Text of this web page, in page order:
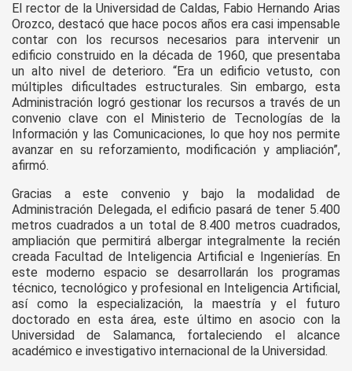
El rector de la Universidad de Caldas, Fabio Hernando Arias
Orozco, destacó que hace pocos años era casi impensable
contar con los recursos necesarios para intervenir un
edificio construido en la década de 1960, que presentaba
un alto nivel de deterioro. “Era un edificio vetusto, con
múltiples dificultades estructurales. Sin embargo, esta
Administración logró gestionar los recursos a través de un
convenio clave con el Ministerio de Tecnologías de la
Información y las Comunicaciones, lo que hoy nos permite
avanzar en su reforzamiento, modificación y ampliación”,
afirmó.
Gracias a este convenio y bajo la modalidad de
Administración Delegada, el edificio pasará de tener 5.400
metros cuadrados a un total de 8.400 metros cuadrados,
ampliación que permitirá albergar integralmente la recién
creada Facultad de Inteligencia Artificial e Ingenierías. En
este moderno espacio se desarrollarán los programas
técnico, tecnológico y profesional en Inteligencia Artificial,
así como la especialización, la maestría y el futuro
doctorado en esta área, este último en asocio con la
Universidad de Salamanca, fortaleciendo el alcance
académico e investigativo internacional de la Universidad.